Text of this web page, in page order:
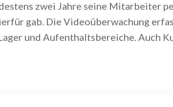
zwei Jahre seine Mitarbeiter
gab. Die Videoüberwachung
und Aufenthaltsbereiche. Auch